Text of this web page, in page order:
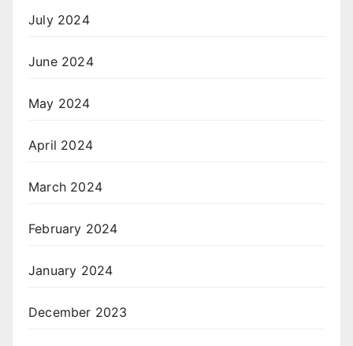
July 2024
June 2024
May 2024
April 2024
March 2024
February 2024
January 2024
December 2023